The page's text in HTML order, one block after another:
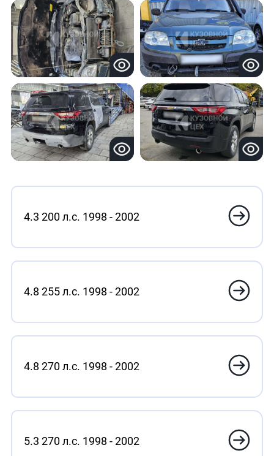
4.3 200 л.с. 1998 - 2002
4.8 255 л.с. 1998 - 2002
4.8 270 л.с. 1998 - 2002
5.3 270 л.с. 1998 - 2002